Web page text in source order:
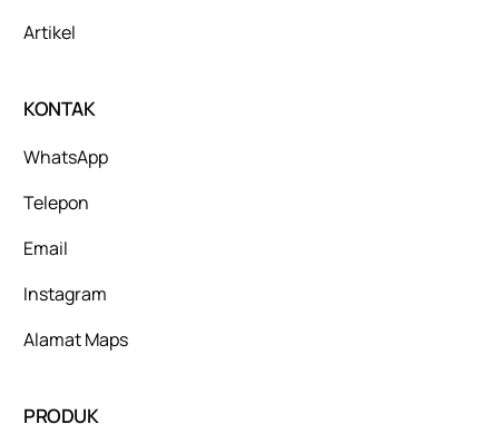
Artikel
KONTAK
WhatsApp
Telepon
Email
Instagram
Alamat Maps
PRODUK